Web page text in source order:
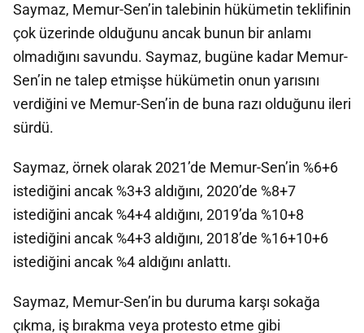
Saymaz, Memur-Sen’in talebinin hükümetin teklifinin
çok üzerinde olduğunu ancak bunun bir anlamı
olmadığını savundu. Saymaz, bugüne kadar Memur-
Sen’in ne talep etmişse hükümetin onun yarısını
verdiğini ve Memur-Sen’in de buna razı olduğunu ileri
sürdü.
Saymaz, örnek olarak 2021’de Memur-Sen’in %6+6
istediğini ancak %3+3 aldığını, 2020’de %8+7
istediğini ancak %4+4 aldığını, 2019’da %10+8
istediğini ancak %4+3 aldığını, 2018’de %16+10+6
istediğini ancak %4 aldığını anlattı.
Saymaz, Memur-Sen’in bu duruma karşı sokağa
çıkma, iş bırakma veya protesto etme gibi